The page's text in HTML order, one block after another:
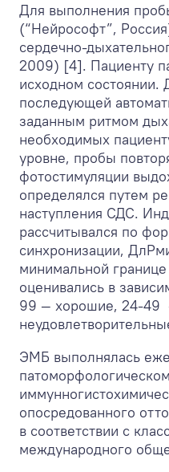
Для выполнения
(“Нейрософт”,
сердечно-
2009) [4]. Пациенту
исходном состоянии.
последующей
заданным ритмом
необходимых
уровне, пробы
фотостимуляции
определялся путем
наступления СДС.
рассчитывался по
синхронизации,
минимальной
оценивались в
99 — хорошие, 24-49
ЭМБ выполнялась
опосредованного
в соответствии с
международного